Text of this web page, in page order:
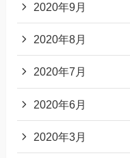
2020年9月
2020年8月
2020年7月
2020年6月
2020年3月